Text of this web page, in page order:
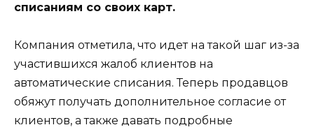
списаниям со своих карт.
Компания отметила, что идет на такой шаг из-за
участившихся жалоб клиентов на
автоматические списания. Теперь продавцов
обяжут получать дополнительное согласие от
клиентов, а также давать подробные